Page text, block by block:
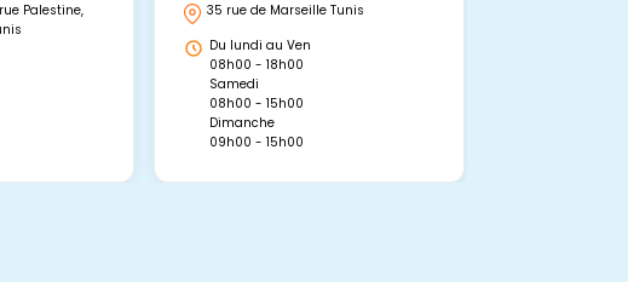
Palestine,
35 rue de Marseille Tunis
Du lundi au Ven
08h00 - 18h00
Samedi
08h00 - 15h00
Dimanche
09h00 - 15h00